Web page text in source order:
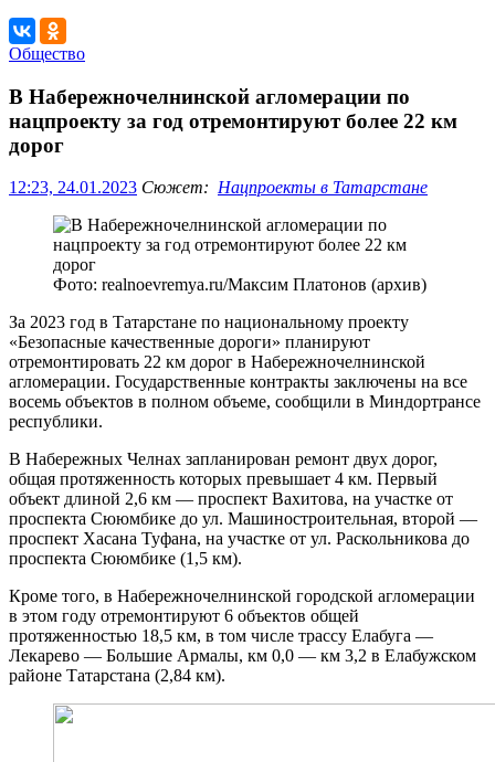
Общество
В Набережночелнинской агломерации по
нацпроекту за год отремонтируют более 22 км
дорог
12:23, 24.01.2023 Сюжет: Нацпроекты в Татарстане
Фото: realnoevremya.ru/Максим Платонов (архив)
За 2023 год в Татарстане по национальному проекту
«Безопасные качественные дороги» планируют
отремонтировать 22 км дорог в Набережночелнинской
агломерации. Государственные контракты заключены на все
восемь объектов в полном объеме, сообщили в Миндортрансе
республики.
В Набережных Челнах запланирован ремонт двух дорог,
общая протяженность которых превышает 4 км. Первый
объект длиной 2,6 км — проспект Вахитова, на участке от
проспекта Сююмбике до ул. Машиностроительная, второй —
проспект Хасана Туфана, на участке от ул. Раскольникова до
проспекта Сююмбике (1,5 км).
Кроме того, в Набережночелнинской городской агломерации
в этом году отремонтируют 6 объектов общей
протяженностью 18,5 км, в том числе трассу Елабуга —
Лекарево — Большие Армалы, км 0,0 — км 3,2 в Елабужском
районе Татарстана (2,84 км).